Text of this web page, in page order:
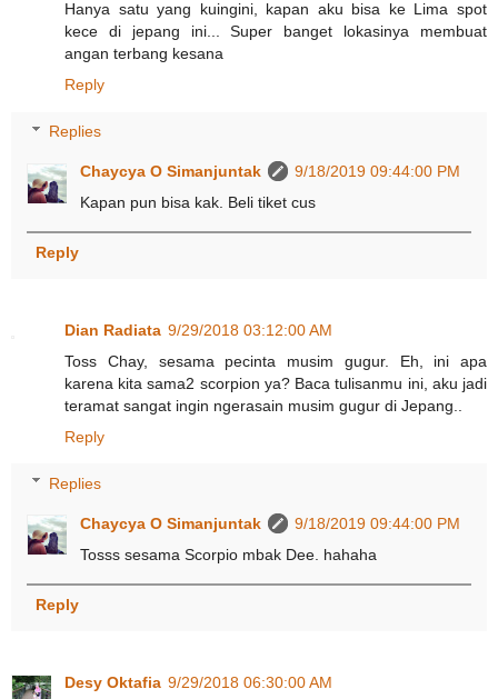
Hanya satu yang kuingini, kapan aku bisa ke Lima spot
kece di jepang ini... Super banget lokasinya membuat
angan terbang kesana
Reply
Replies
Chaycya O Simanjuntak
9/18/2019 09:44:00 PM
Kapan pun bisa kak. Beli tiket cus
Reply
Dian Radiata 9/29/2018 03:12:00 AM
Toss Chay, sesama pecinta musim gugur. Eh, ini apa
karena kita sama2 scorpion ya? Baca tulisanmu ini, aku jadi
teramat sangat ingin ngerasain musim gugur di Jepang..
Reply
Replies
Chaycya O Simanjuntak
9/18/2019 09:44:00 PM
Tosss sesama Scorpio mbak Dee. hahaha
Reply
Desy Oktafia 9/29/2018 06:30:00 AM